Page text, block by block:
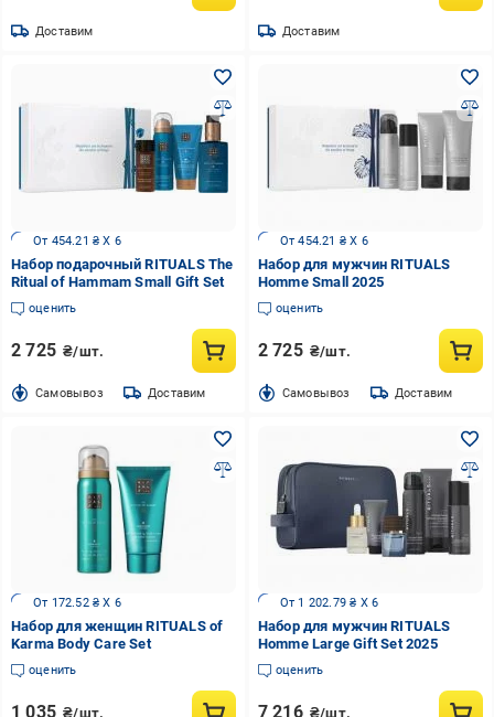
Доставим Доставим
От 454.21 ₴ X 6
Набор подарочный RITUALS The
Ritual of Hammam Small Gift Set
оценить
2 725 ₴/шт.
Cамовывоз Доставим
От 454.21 ₴ X 6
Набор для мужчин RITUALS
Homme Small 2025
оценить
2 725 ₴/шт.
Cамовывоз Доставим
От 172.52 ₴ X 6
Набор для женщин RITUALS of
Karma Body Care Set
оценить
1 035 ₴/шт.
От 1 202.79 ₴ X 6
Набор для мужчин RITUALS
Homme Large Gift Set 2025
оценить
7 216 ₴/шт.